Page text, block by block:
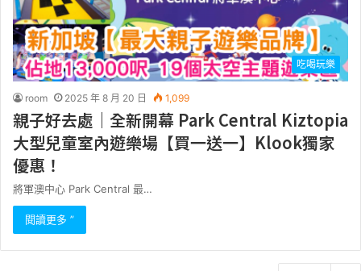
吃喝玩樂
room 2025 年 8 月 20 日 1,099
親子好去處｜全新開幕 Park Central Kiztopia
大型兒童室內遊樂場【買一送一】Klook獨家
優惠！
將軍澳中心 Park Central 最…
閱讀更多 ”